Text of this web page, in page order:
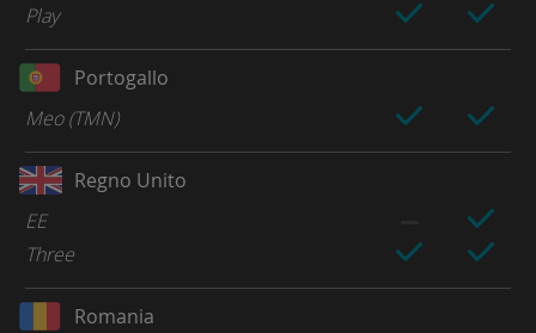
Play
Portogallo
Meo (TMN)
Regno Unito
EE
Three
Romania